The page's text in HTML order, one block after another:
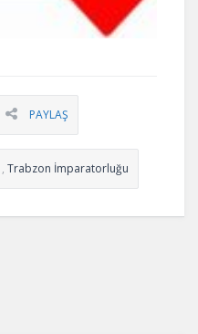
PAYLAŞ
, Trabzon İmparatorluğu